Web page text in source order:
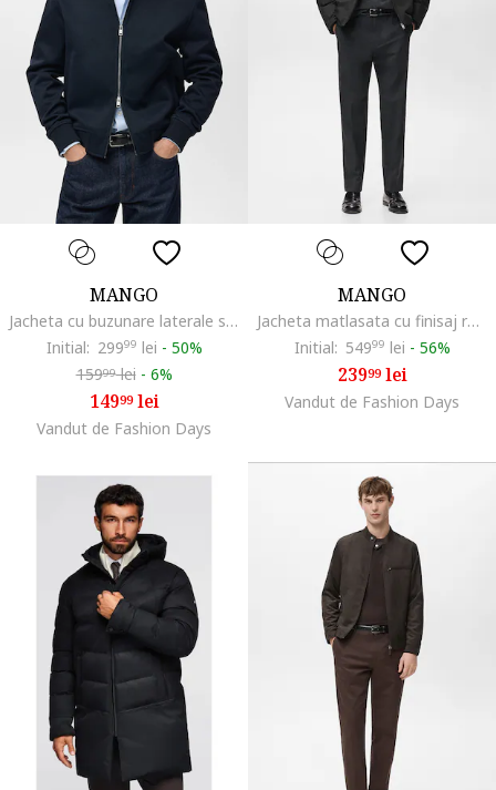
MANGO
Jacheta cu buzunare laterale si fermoar, Bleumarin
Initial: 29999 lei - 50%
15999lei - 6%
14999lei
Vandut de Fashion Days
MANGO
Jacheta matlasata cu finisaj rezistent la apa si gluga detasabila, Negru stins
Initial: 54999 lei - 56%
23999lei
Vandut de Fashion Days